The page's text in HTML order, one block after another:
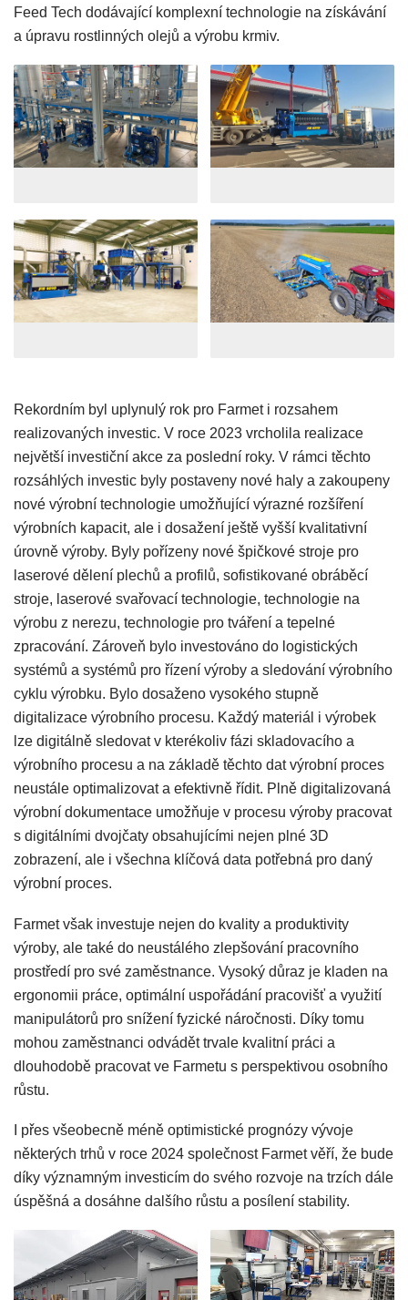
Feed Tech dodávající komplexní technologie na získávání
a úpravu rostlinných olejů a výrobu krmiv.
Rekordním byl uplynulý rok pro Farmet i rozsahem
realizovaných investic. V roce 2023 vrcholila realizace
největší investiční akce za poslední roky. V rámci těchto
rozsáhlých investic byly postaveny nové haly a zakoupeny
nové výrobní technologie umožňující výrazné rozšíření
výrobních kapacit, ale i dosažení ještě vyšší kvalitativní
úrovně výroby. Byly pořízeny nové špičkové stroje pro
laserové dělení plechů a profilů, sofistikované obráběcí
stroje, laserové svařovací technologie, technologie na
výrobu z nerezu, technologie pro tváření a tepelné
zpracování. Zároveň bylo investováno do logistických
systémů a systémů pro řízení výroby a sledování výrobního
cyklu výrobku. Bylo dosaženo vysokého stupně
digitalizace výrobního procesu. Každý materiál i výrobek
lze digitálně sledovat v kterékoliv fázi skladovacího a
výrobního procesu a na základě těchto dat výrobní proces
neustále optimalizovat a efektivně řídit. Plně digitalizovaná
výrobní dokumentace umožňuje v procesu výroby pracovat
s digitálními dvojčaty obsahujícími nejen plné 3D
zobrazení, ale i všechna klíčová data potřebná pro daný
výrobní proces.
Farmet však investuje nejen do kvality a produktivity
výroby, ale také do neustálého zlepšování pracovního
prostředí pro své zaměstnance. Vysoký důraz je kladen na
ergonomii práce, optimální uspořádání pracovišť a využití
manipulátorů pro snížení fyzické náročnosti. Díky tomu
mohou zaměstnanci odvádět trvale kvalitní práci a
dlouhodobě pracovat ve Farmetu s perspektivou osobního
růstu.
I přes všeobecně méně optimistické prognózy vývoje
některých trhů v roce 2024 společnost Farmet věří, že bude
díky významným investicím do svého rozvoje na trzích dále
úspěšná a dosáhne dalšího růstu a posílení stability.